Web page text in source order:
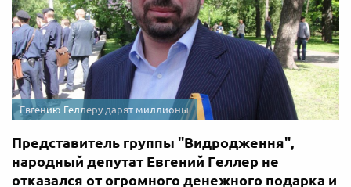
Евгению Геллеру дарят миллионы
Представитель группы "Видродження",
народный депутат Евгений Геллер не
отказался от огромного денежного подарка и